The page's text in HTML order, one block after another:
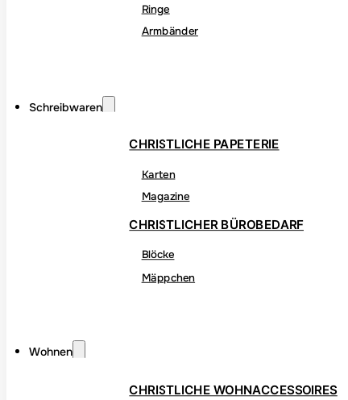
Ringe
Armbänder
Schreibwaren
CHRISTLICHE PAPETERIE
Karten
Magazine
CHRISTLICHER BÜROBEDARF
Blöcke
Mäppchen
Wohnen
CHRISTLICHE WOHNACCESSOIRES